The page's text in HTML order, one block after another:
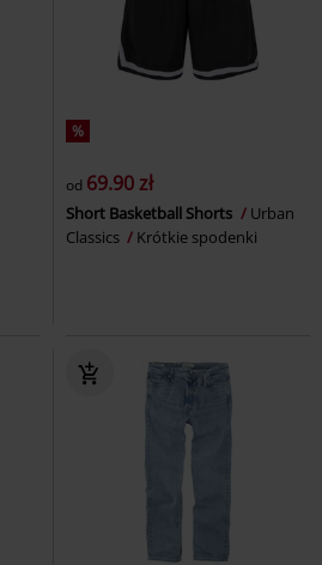
%
od 69.90 zł
Short Basketball Shorts
Urban
Classics
Krótkie spodenki